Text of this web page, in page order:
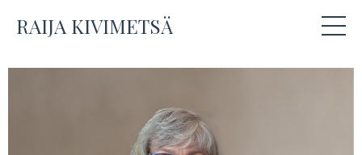
RAIJA KIVIMETSÄ